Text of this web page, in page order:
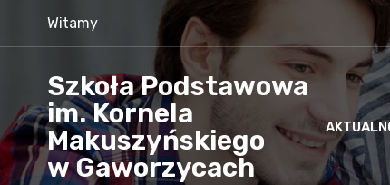
Witamy
Szkoła Podstawowa
im. Kornela
Makuszyńskiego
w Gaworzycach